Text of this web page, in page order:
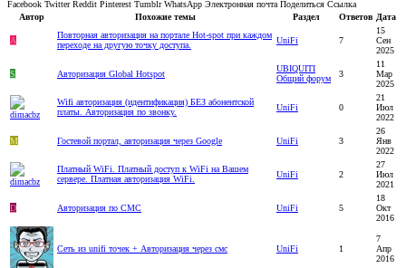
Facebook Twitter Reddit Pinterest Tumblr WhatsApp Электронная почта Поделиться Ссылка
Автор
Похожие темы Раздел Ответов Дата
A
Повторная авторизация на портале Hot-spot при каждом
переходе на другую точку доступа.
UniFi 7
15
Сен
2025
S Авторизация Global Hotspot
UBIQUITI
Общий форум
3
11
Мар
2025
Wifi авторизация (идентификация) БЕЗ абонентской
платы. Авторизация по звонку.
UniFi 0
21
Июл
2022
M Гостевой портал, авторизация через Google UniFi 3
26
Янв
2022
Платный WiFi. Платный доступ к WiFi на Вашем
сервере. Платная авторизация WiFi.
UniFi 2
27
Июл
2021
D Авторизация по СМС UniFi 5
18
Окт
2016
Сеть из unifi точек + Авторизация через смс UniFi 1
7
Апр
2016